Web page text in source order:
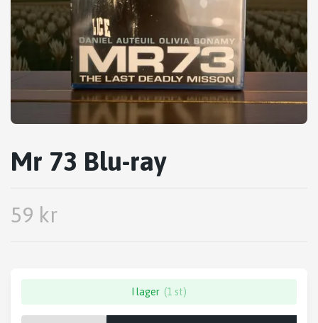
Mr 73 Blu-ray
59 kr
I lager (1 st)